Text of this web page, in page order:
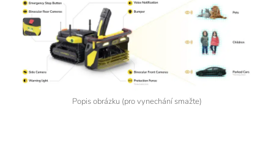
Popis obrázku (pro vynechání smažte)